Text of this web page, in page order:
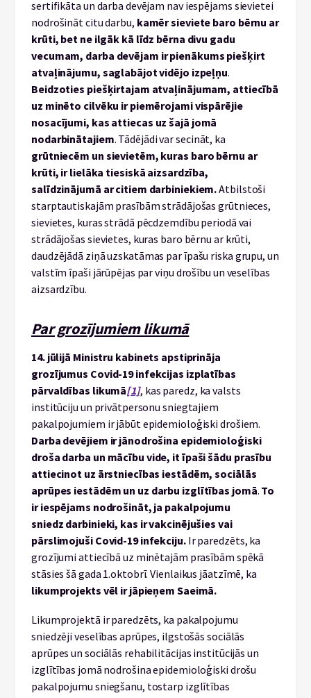
sertifikāta un darba devējam nav iespējams sievietei
nodrošināt citu darbu, kamēr sieviete baro bērnu ar
krūti, bet ne ilgāk kā līdz bērna divu gadu
vecumam, darba devējam ir pienākums piešķirt
atvaļinājumu, saglabājot vidējo izpeļņu.
Beidzoties piešķirtajam atvaļinājumam, attiecībā
uz minēto cilvēku ir piemērojami vispārējie
nosacījumi, kas attiecas uz šajā jomā
nodarbinātajiem. Tādējādi var secināt, ka
grūtniecēm un sievietēm, kuras baro bērnu ar
krūti, ir lielāka tiesiskā aizsardzība,
salīdzinājumā ar citiem darbiniekiem.Atbilstoši
starptautiskajām prasībām strādājošas grūtnieces,
sievietes, kuras strādā pēcdzemdību periodā vai
strādājošas sievietes, kuras baro bērnu ar krūti,
daudzējādā ziņā uzskatāmas par īpašu riska grupu, un
valstīm īpaši jārūpējas par viņu drošību un veselības
aizsardzību.
Par grozījumiem likumā
14. jūlijā Ministru kabinets apstiprināja
grozījumus Covid-19 infekcijas izplatības
pārvaldības likumā[1], kas paredz, ka valsts
institūciju un privātpersonu sniegtajiem
pakalpojumiem ir jābūt epidemioloģiski drošiem.
Darba devējiem ir jānodrošina epidemioloģiski
droša darba un mācību vide, it īpaši šādu prasību
attiecinot uz ārstniecības iestādēm, sociālās
aprūpes iestādēm un uz darbu izglītības jomā. To
ir iespējams nodrošināt, ja pakalpojumu
sniedz darbinieki, kas ir vakcinējušies vai
pārslimojuši Covid-19 infekciju.Ir paredzēts, ka
grozījumi attiecībā uz minētajām prasībām spēkā
stāsies šā gada 1.oktobrī. Vienlaikus jāatzīmē, ka
likumprojekts vēl ir jāpieņem Saeimā.
Likumprojektā ir paredzēts, ka pakalpojumu
sniedzēji veselības aprūpes, ilgstošās sociālās
aprūpes un sociālās rehabilitācijas institūcijās un
izglītības jomā nodrošina epidemioloģiski drošu
pakalpojumu sniegšanu, tostarp izglītības